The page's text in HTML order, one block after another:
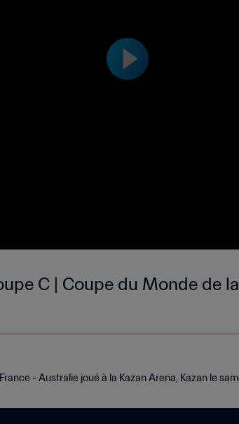
C | Coupe du Monde de
- Australie joué à la Kazan Arena, Kazan le